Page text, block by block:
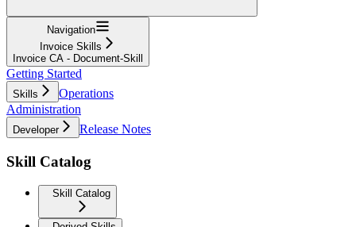
Navigation
Invoice Skills
Invoice CA - Document-Skill
Getting Started
Skills
Operations
Administration
Developer Release Notes
Skill Catalog
Skill Catalog